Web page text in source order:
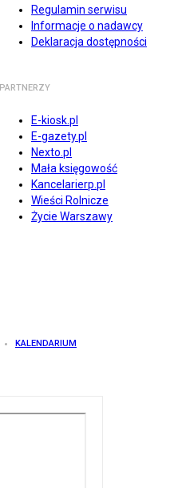
Regulamin serwisu
Informacje o nadawcy
Deklaracja dostępności
PARTNERZY
E-kiosk.pl
E-gazety.pl
Nexto.pl
Mała księgowość
Kancelarierp.pl
Wieści Rolnicze
Życie Warszawy
KALENDARIUM